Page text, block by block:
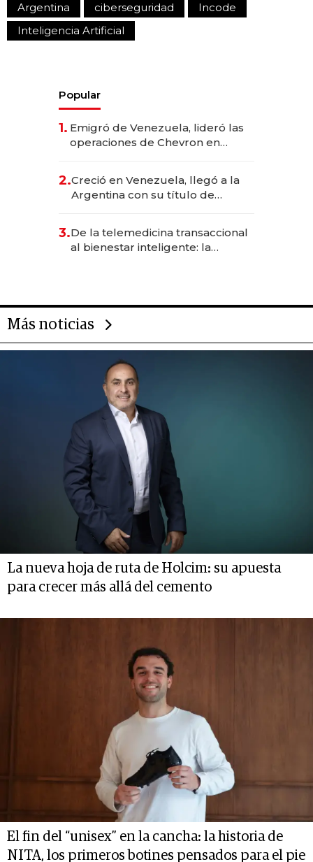
Argentina ciberseguridad
Incode
Inteligencia Artificial
Popular
1. Emigró de Venezuela, lideró las
operaciones de Chevron en
2.Creció en Venezuela, llegó a la
Argentina con su título de
las marcas "fast premium"
3.De la telemedicina transaccional
al bienestar inteligente: la
Más noticias
La nueva hoja de ruta de Holcim: su apuesta
para crecer más allá del cemento
El fin del “unisex” en la cancha: la historia de
NITA, los primeros botines pensados para el pie